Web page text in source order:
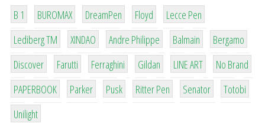
B 1
1
BUROMAX
1
DreamPen
2
Floyd
2
Lecce Pen
3
Lediberg ТМ
3
XINDAO
1
Andre Philippe
4
Balmain
26
Bergamo
64
Discover
299
Farutti
4
Ferraghini
42
Gildan
4
LINE ART
90
No Brand
8
PAPERBOOK
6
Parker
2
Pusk
22
Ritter Pen
15
Senator
43
Totobi
1
Unilight